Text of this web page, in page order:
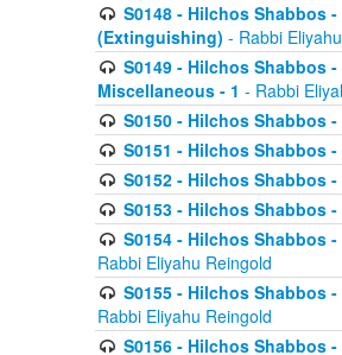
S0148 - Hilchos Shabbos
(Extinguishing) - Rabbi
S0149 - Hilchos Shabbos
Miscellaneous - 1 - Rabbi
S0150 - Hilchos Shabbos
S0151 - Hilchos Shabbos
S0152 - Hilchos Shabbos
S0153 - Hilchos Shabbos
S0154 - Hilchos Shabbos
Rabbi Eliyahu Reingold
S0155 - Hilchos Shabbos
Rabbi Eliyahu Reingold
S0156 - Hilchos Shabbos